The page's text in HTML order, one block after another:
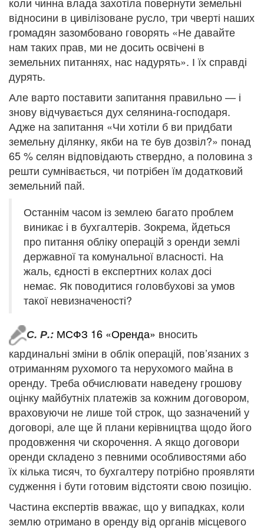
відносини в цивілізоване русло, три чверті наших
громадян зазомбовано говорять «Не давайте
нам таких прав, ми не досить освічені в
земельних питаннях, нас надурять». І їх справді
дурять.
Але варто поставити запитання правильно — і
знову відчувається дух селянина-господаря.
Адже на запитання «Чи хотіли б ви придбати
земельну ділянку, якби на те був дозвіл?» понад
65 % селян відповідають ствердно, а половина з
решти сумнівається, чи потрібен їм додатковий
земельний пай.
Останнім часом із землею багато проблем
виникає і в бухгалтерів. Зокрема, йдеться
про питання обліку операцій з оренди землі
державної та комунальної власності. На
жаль, єдності в експертних колах досі
немає. Як поводитися головбухові за умов
такої невизначеності?
С. Р.: МСФЗ 16 «Оренда» вносить
кардинальні зміни в облік операцій, пов’язаних з
отриманням рухомого та нерухомого майна в
оренду. Треба обчислювати наведену грошову
оцінку майбутніх платежів за кожним договором,
враховуючи не лише той строк, що зазначений у
договорі, але ще й плани керівництва щодо його
продовження чи скорочення. А якщо договори
оренди складено з певними особливостями або
їх кілька тисяч, то бухгалтеру потрібно проявляти
судження і бути готовим відстояти свою позицію.
Частина експертів вважає, що у випадках, коли
землю отримано в оренду від органів місцевого